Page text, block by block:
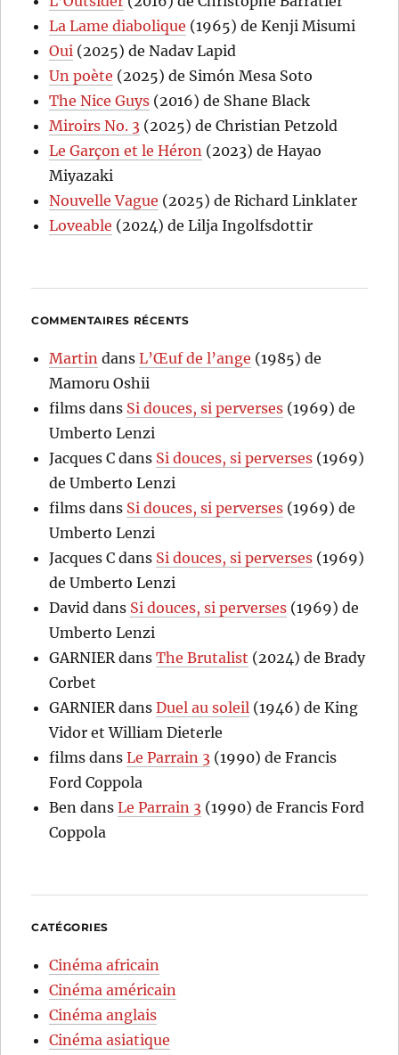
La Lame diabolique (1965) de Kenji Misumi
Oui (2025) de Nadav Lapid
Un poète (2025) de Simón Mesa Soto
The Nice Guys (2016) de Shane Black
Miroirs No. 3 (2025) de Christian Petzold
Le Garçon et le Héron (2023) de Hayao
Miyazaki
Nouvelle Vague (2025) de Richard Linklater
Loveable (2024) de Lilja Ingolfsdottir
COMMENTAIRES RÉCENTS
Martin dansL’Œuf de l’ange (1985) de
Mamoru Oshii
films dans Si douces, si perverses (1969) de
Umberto Lenzi
Jacques C dans Si douces, si perverses (1969)
de Umberto Lenzi
films dans Si douces, si perverses (1969) de
Umberto Lenzi
Jacques C dans Si douces, si perverses (1969)
de Umberto Lenzi
David dans Si douces, si perverses (1969) de
Umberto Lenzi
GARNIERdansThe Brutalist (2024) de Brady
Corbet
GARNIERdansDuel au soleil (1946) de King
Vidor et William Dieterle
films dansLe Parrain 3 (1990) de Francis
Ford Coppola
Ben dansLe Parrain 3 (1990) de Francis Ford
Coppola
CATÉGORIES
Cinéma africain
Cinéma américain
Cinéma anglais
Cinéma asiatique